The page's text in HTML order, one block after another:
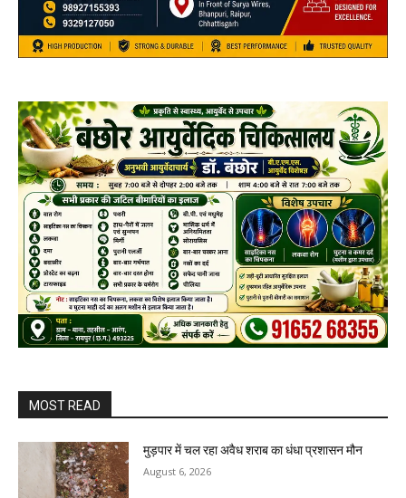
MOST READ
मुड़पार में चल रहा अवैध शराब का धंधा प्रशासन मौन
August 6, 2026